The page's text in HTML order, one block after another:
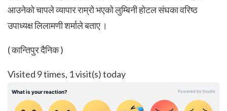
आउनेको चापले व्यापार राम्रो भएको लुम्बिनी होटल संघका वरिष्ठ
उपाध्यक्ष लिलामणी शर्माले बताए ।
( कान्तिपुर दैनिक )
Visited 9 times, 1 visit(s) today